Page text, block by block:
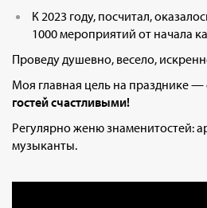
К 2023 году, посчитал,
1000 мероприятий от начала
Проведу душевно, весело,
Моя главная цель на празднике —
гостей счастливыми!
Регулярно женю знаменитостей:
музыканты.